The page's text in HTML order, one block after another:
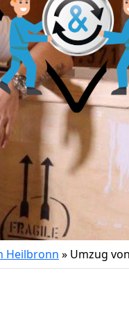
Heilbronn » Umzug